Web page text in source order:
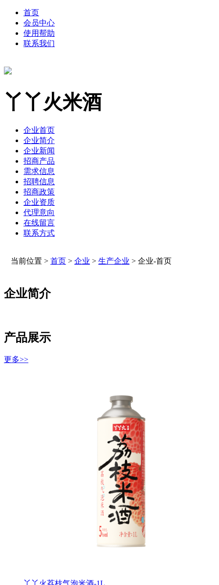
首页
会员中心
使用帮助
联系我们
丫丫火米酒
企业首页
企业简介
企业新闻
招商产品
需求信息
招聘信息
招商政策
企业资质
代理意向
在线留言
联系方式
当前位置 > 首页 > 企业 > 生产企业 > 企业-首页
企业简介
产品展示
更多>>